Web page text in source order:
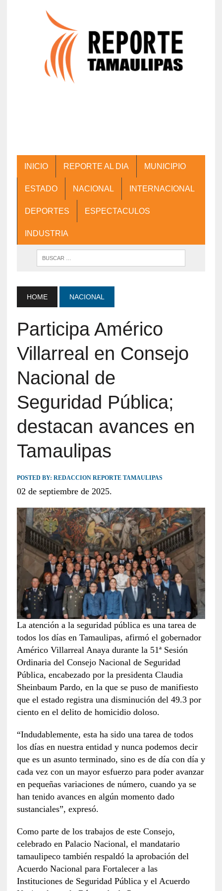
INICIO REPORTE AL DIA MUNICIPIO
ESTADO NACIONAL INTERNACIONAL
DEPORTES ESPECTACULOS
INDUSTRIA
HOME NACIONAL
Participa Américo
Villarreal en Consejo
Nacional de
Seguridad Pública;
destacan avances en
Tamaulipas
POSTED BY: REDACCION REPORTE TAMAULIPAS
02 de septiembre de 2025.
La atención a la seguridad pública es una tarea de
todos los días en Tamaulipas, afirmó el gobernador
Américo Villarreal Anaya durante la 51ª Sesión
Ordinaria del Consejo Nacional de Seguridad
Pública, encabezado por la presidenta Claudia
Sheinbaum Pardo, en la que se puso de manifiesto
que el estado registra una disminución del 49.3 por
ciento en el delito de homicidio doloso.
“Indudablemente, esta ha sido una tarea de todos
los días en nuestra entidad y nunca podemos decir
que es un asunto terminado, sino es de día con día y
cada vez con un mayor esfuerzo para poder avanzar
en pequeñas variaciones de número, cuando ya se
han tenido avances en algún momento dado
sustanciales”, expresó.
Como parte de los trabajos de este Consejo,
celebrado en Palacio Nacional, el mandatario
tamaulipeco también respaldó la aprobación del
Acuerdo Nacional para Fortalecer a las
Instituciones de Seguridad Pública y el Acuerdo